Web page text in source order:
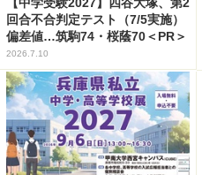
回合不合判定テスト（7/5実施）
偏差値…筑駒74・桜蔭70＜PR＞
2026.7.10